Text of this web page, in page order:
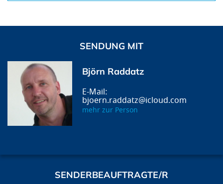
SENDUNG MIT
Björn Raddatz
bjoern.raddatz@icloud.com
mehr zur Person
SENDERBEAUFTRAGTE/R